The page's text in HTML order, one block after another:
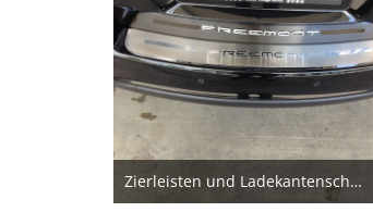
Zierleisten und Ladekantenschutz
21. Juni 2013